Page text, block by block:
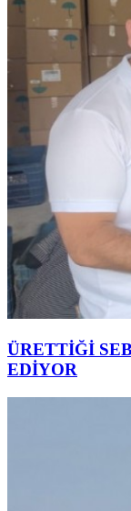
ÜRETTİĞİ
EDİYOR